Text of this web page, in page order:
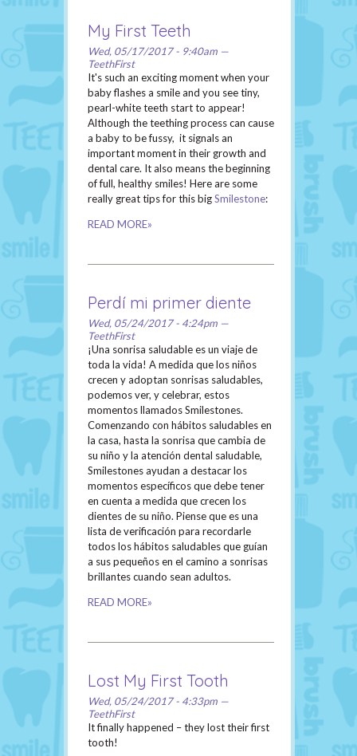
My First Teeth
Wed, 05/17/2017 - 9:40am —
TeethFirst
It's such an exciting moment when your
baby flashes a smile and you see tiny,
pearl-white teeth start to appear!
Although the teething process can cause
a baby to be fussy, it signals an
important moment in their growth and
dental care. It also means the beginning
of full, healthy smiles! Here are some
really great tips for this bigSmilestone:
READ MORE»
Perdí mi primer diente
Wed, 05/24/2017 - 4:24pm —
TeethFirst
¡Una sonrisa saludable es un viaje de
toda la vida! A medida que los niños
crecen y adoptan sonrisas saludables,
podemos ver, y celebrar, estos
momentos llamados Smilestones.
Comenzando con hábitos saludables en
la casa, hasta la sonrisa que cambia de
su niño y la atención dental saludable,
Smilestones ayudan a destacar los
momentos específicos que debe tener
en cuenta a medida que crecen los
dientes de su niño. Piense que es una
lista de verificación para recordarle
todos los hábitos saludables que guían
a sus pequeños en el camino a sonrisas
brillantes cuando sean adultos.
READ MORE»
Lost My First Tooth
Wed, 05/24/2017 - 4:33pm —
TeethFirst
It finally happened – they lost their first
tooth!